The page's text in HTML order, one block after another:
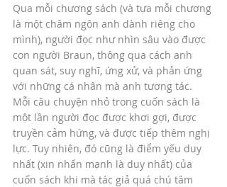
Qua mỗi chương sách (và tựa mỗi chương
là một châm ngôn anh dành riêng cho
mình), người đọc như nhìn sâu vào được
con người Braun, thông qua cách anh
quan sát, suy nghĩ, ứng xử, và phản ứng
với những cá nhân mà anh tương tác.
Mỗi câu chuyện nhỏ trong cuốn sách là
một lần người đọc được khơi gợi, được
truyền cảm hứng, và được tiếp thêm nghị
lực. Tuy nhiên, đó cũng là điểm yếu duy
nhất (xin nhấn mạnh là duy nhất) của
cuốn sách khi mà tác giả quá chú tâm